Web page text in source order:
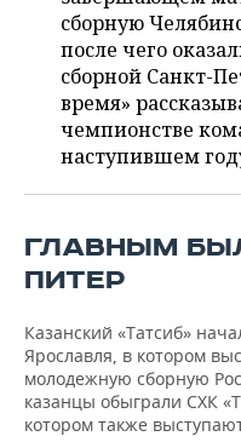
ФИГУРНОЕ КАТАНИЕ
ВОДНЫЕ ВИДЫ
МЕДИЦИНА
ОБРАЗОВАНИЕ
сборную
после чего
сборной Санкт-
время»
чемпионстве
наступившем
ГЛАВНЫМ
ПИТЕР
Казанский «Татсиб»
Ярославля, в котором
молодежную сборную
казанцы обыграли СХК
котором также